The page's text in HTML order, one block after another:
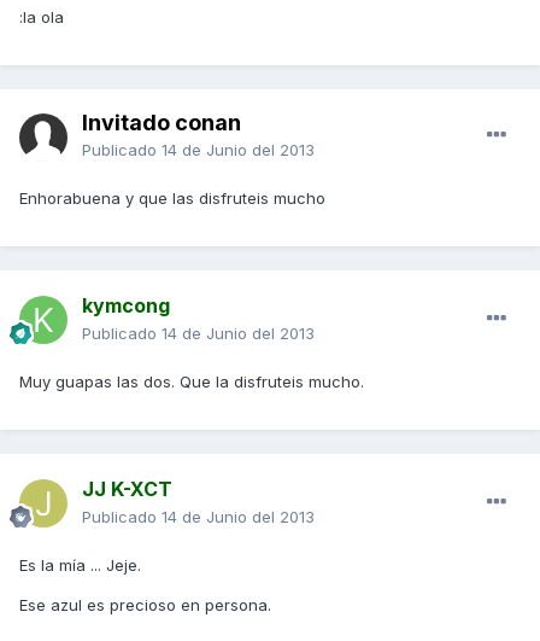
:la ola
Invitado conan
Publicado 14 de Junio del 2013
Enhorabuena y que las disfruteis mucho
kymcong
Publicado 14 de Junio del 2013
Muy guapas las dos. Que la disfruteis mucho.
JJ K-XCT
Publicado 14 de Junio del 2013
Es la mía ... Jeje.
Ese azul es precioso en persona.